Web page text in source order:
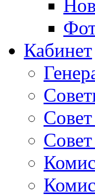
Кабинет
Совет